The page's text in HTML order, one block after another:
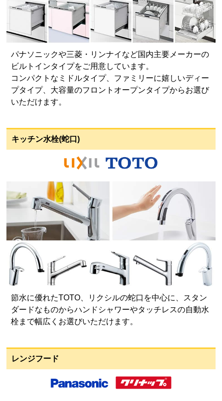
パナソニックや三菱・リンナイなど国内主要メーカーの
ビルトインタイプをご用意しています。
コンパクトなミドルタイプ、ファミリーに嬉しいディー
プタイプ、大容量のフロントオープンタイプからお選び
いただけます。
キッチン水栓(蛇口)
節水に優れたTOTO、リクシルの蛇口を中心に、スタン
ダードなものからハンドシャワーやタッチレスの自動水
栓まで幅広くお選びいただけます。
レンジフード